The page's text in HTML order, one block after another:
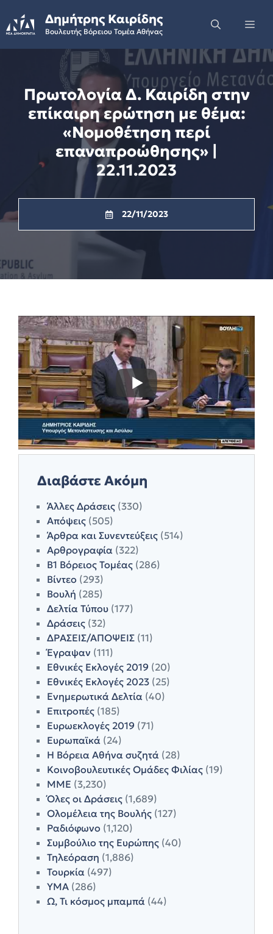
to
content
Δημήτρης Καιρίδης
Βουλευτής Βόρειου Τομέα Αθήνας
Πρωτολογία Δ. Καιρίδη στην
επίκαιρη ερώτηση με θέμα:
«Νομοθέτηση περί
επαναπροώθησης» |
22.11.2023
22/11/2023
Διαβάστε Ακόμη
Άλλες Δράσεις (330)
Απόψεις (505)
Άρθρα και Συνεντεύξεις (514)
Αρθρογραφία (322)
Β1 Βόρειος Τομέας (286)
Βίντεο (293)
Βουλή (285)
Δελτία Τύπου (177)
Δράσεις (32)
ΔΡΑΣΕΙΣ/ΑΠΟΨΕΙΣ (11)
Έγραψαν (111)
Εθνικές Εκλογές 2019 (20)
Εθνικές Εκλογές 2023 (25)
Ενημερωτικά Δελτία (40)
Επιτροπές (185)
Ευρωεκλογές 2019 (71)
Ευρωπαϊκά (24)
Η Βόρεια Αθήνα συζητά (28)
Κοινοβουλευτικές Ομάδες Φιλίας (19)
ΜΜΕ (3,230)
Όλες οι Δράσεις (1,689)
Ολομέλεια της Βουλής (127)
Ραδιόφωνο (1,120)
Συμβούλιο της Ευρώπης (40)
Τηλεόραση (1,886)
Τουρκία (497)
ΥΜΑ (286)
Ω, Τι κόσμος μπαμπά (44)